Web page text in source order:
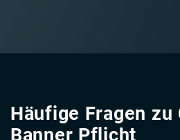
Häufige Fragen zu
Banner Pflicht